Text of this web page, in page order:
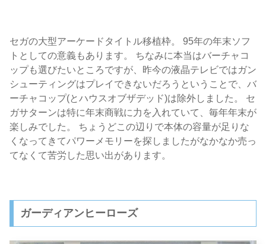
セガの大型アーケードタイトル移植枠。 95年の年末ソフ
トとしての意義もあります。 ちなみに本当はバーチャコ
ップも選びたいところですが、昨今の液晶テレビではガン
シューティングはプレイできないだろうということで、バ
ーチャコップ(とハウスオブザデッド)は除外しました。 セ
ガサターンは特に年末商戦に力を入れていて、毎年年末が
楽しみでした。 ちょうどこの辺りで本体の容量が足りな
くなってきてパワーメモリーを探しましたがなかなか売っ
てなくて苦労した思い出があります。
ガーディアンヒーローズ